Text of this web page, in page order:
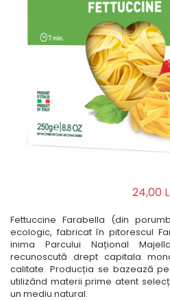
Biscuiți/Fursecuri
Cereale / Fulgi / Musli
Bomboane / Acadele / Jeleuri
Băuturi
Ciocolată
Tartinabile
24,00
Fettuccine Farabella (din
ecologic, fabricat în pitorescul
inima Parcului Național
recunoscută drept capitala
calitate. Producția se bazează
utilizând materii prime atent
un mediu natural.